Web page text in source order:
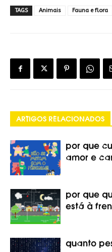
TAGS Animais Fauna e flora
ARTIGOS RELACIONADOS
por que
amor e
por que
está à
quanto